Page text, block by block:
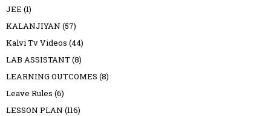
JEE (1)
KALANJIYAN (57)
Kalvi Tv Videos (44)
LAB ASSISTANT(8)
LEARNING OUTCOMES (8)
Leave Rules (6)
LESSON PLAN (116)